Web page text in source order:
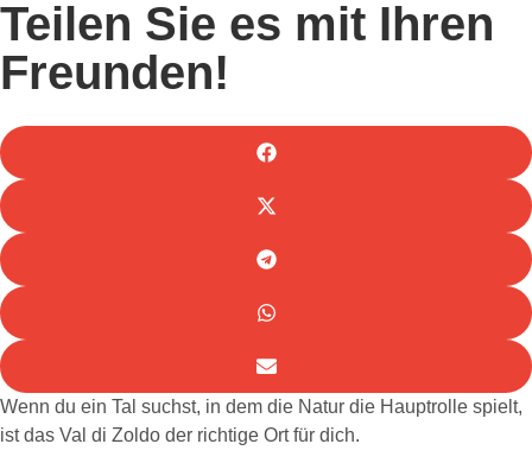
Teilen Sie es mit Ihren
Freunden!
Wenn du ein Tal suchst, in dem die Natur die Hauptrolle spielt,
ist das Val di Zoldo der richtige Ort für dich.